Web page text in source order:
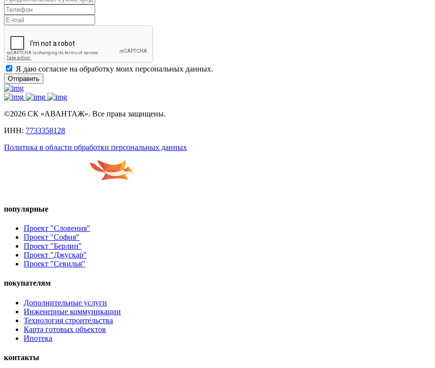
Я даю согласие на обработку моих персональных данных.
Отправить
©2026 СК «АВАНТАЖ». Все права защищены.
ИНН: 7733358128
Политика в области обработки персональных данных
популярные
Проект "Словения"
Проект "София"
Проект "Берлин"
Проект "Джускар"
Проект "Севилья"
покупателям
Дополнительные услуги
Инженерные коммуникации
Технология строительства
Карта готовых объектов
Ипотека
контакты